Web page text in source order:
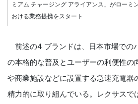
ミアム チャージング アライアンス」がローミ
おける業務提携をスタート
前述の4 ブランドは、日本市場での
の本格的な普及とユーザーの利便性の
や商業施設などに設置する急速充電器
精力的に取り組んでいる。レクサス